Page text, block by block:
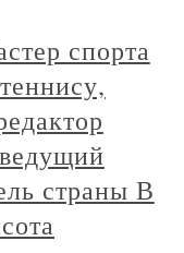
спорта
страны В